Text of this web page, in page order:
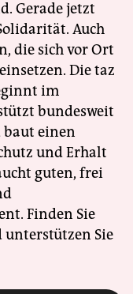
Gerade jetzt
Auch
die sich vor Ort
Die taz
im
bundesweit
einen
und Erhalt
guten, frei
Finden Sie
unterstützen Sie